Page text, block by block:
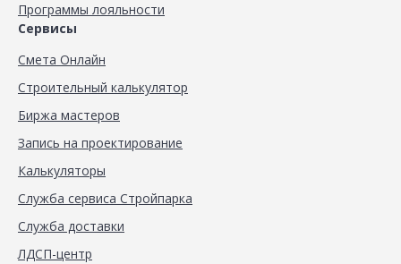
Программы лояльности
Сервисы
Смета Онлайн
Строительный калькулятор
Биржа мастеров
Запись на проектирование
Калькуляторы
Служба сервиса Стройпарка
Служба доставки
ЛДСП-центр